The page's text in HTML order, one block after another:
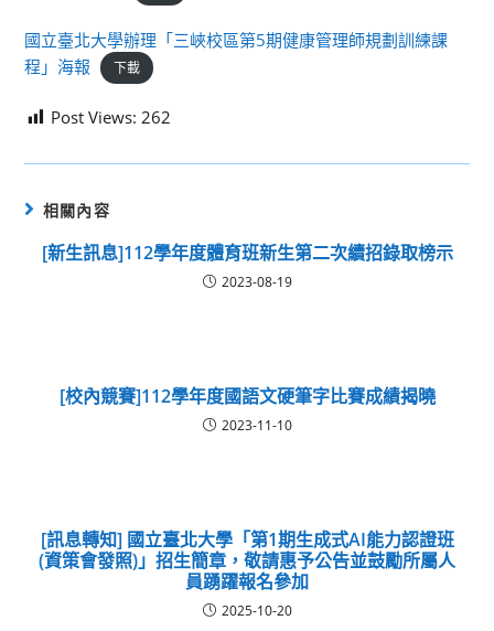
國立臺北大學辦理「三峽校區第5期健康管理師規劃訓練課
程」海報
下載
Post Views: 262
相關內容
[新生訊息]112學年度體育班新生第二次續招錄取榜示
2023-08-19
[校內競賽]112學年度國語文硬筆字比賽成績揭曉
2023-11-10
[訊息轉知] 國立臺北大學「第1期生成式AI能力認證班
(資策會發照)」招生簡章，敬請惠予公告並鼓勵所屬人
員踴躍報名參加
2025-10-20